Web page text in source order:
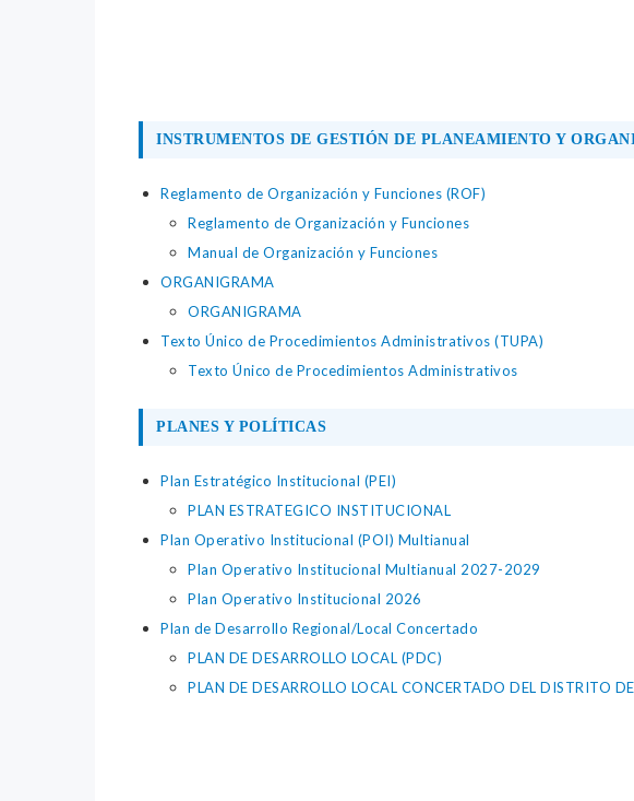
INSTRUMENTOS DE GESTIÓN DE PLANEAMIENTO Y
Reglamento de Organización y Funciones (ROF)
Reglamento de Organización y Funciones
Manual de Organización y Funciones
ORGANIGRAMA
ORGANIGRAMA
Texto Único de Procedimientos Administrativos (TUPA)
Texto Único de Procedimientos Administrativos
PLANES Y POLÍTICAS
Plan Estratégico Institucional (PEI)
PLAN ESTRATEGICO INSTITUCIONAL
Plan Operativo Institucional (POI) Multianual
Plan Operativo Institucional Multianual 2027-2029
Plan Operativo Institucional 2026
Plan de Desarrollo Regional/Local Concertado
PLAN DE DESARROLLO LOCAL (PDC)
PLAN DE DESARROLLO LOCAL CONCERTADO DEL DISTRITO